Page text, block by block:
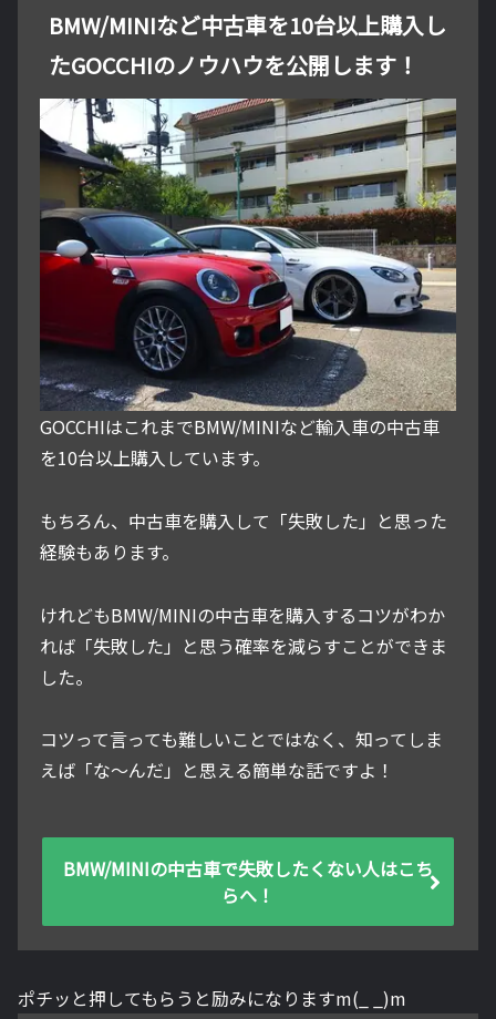
BMW/MINIなど中古車を10台以上購入し
たGOCCHIのノウハウを公開します！
GOCCHIはこれまでBMW/MINIなど輸入車の中古車
を10台以上購入しています。
もちろん、中古車を購入して「失敗した」と思った
経験もあります。
けれどもBMW/MINIの中古車を購入するコツがわか
れば「失敗した」と思う確率を減らすことができま
した。
コツって言っても難しいことではなく、知ってしま
えば「な～んだ」と思える簡単な話ですよ！
BMW/MINIの中古車で失敗したくない人はこち
らへ！
ポチッと押してもらうと励みになりますm(_ _)m